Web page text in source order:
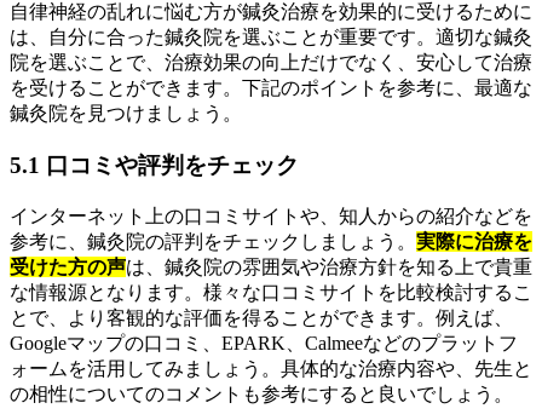
自律神経の乱れに悩む方が鍼灸治療を効果的に受けるために
は、自分に合った鍼灸院を選ぶことが重要です。適切な鍼灸
院を選ぶことで、治療効果の向上だけでなく、安心して治療
を受けることができます。下記のポイントを参考に、最適な
鍼灸院を見つけましょう。
5.1 口コミや評判をチェック
インターネット上の口コミサイトや、知人からの紹介などを
参考に、鍼灸院の評判をチェックしましょう。 実際に治療を
受けた方の声は、鍼灸院の雰囲気や治療方針を知る上で貴重
な情報源となります。様々な口コミサイトを比較検討するこ
とで、より客観的な評価を得ることができます。例えば、
Googleマップの口コミ、EPARK、Calmeeなどのプラットフ
ォームを活用してみましょう。具体的な治療内容や、先生と
の相性についてのコメントも参考にすると良いでしょう。